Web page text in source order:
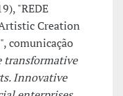
"REDE
Creation
comunicação
transformative
Innovative